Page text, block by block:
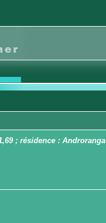
; résidence : Androranga